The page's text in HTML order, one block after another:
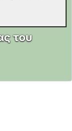
του